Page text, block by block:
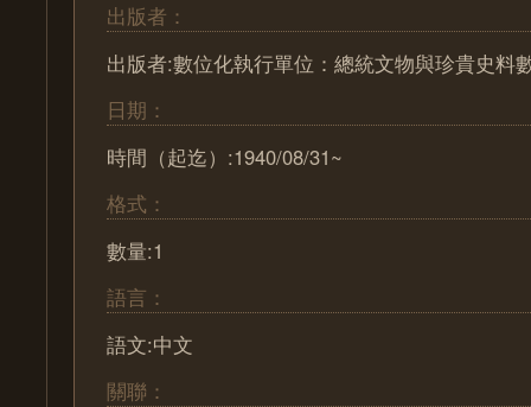
出版者：
出版者:數位化執行單位：總統文物與珍貴史料
日期：
時間（起迄）:1940/08/31~
格式：
數量:1
語言：
語文:中文
關聯：